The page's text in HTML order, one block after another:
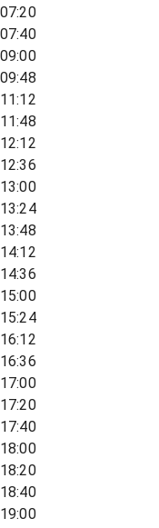
07:20
07:40
09:00
09:48
11:12
11:48
12:12
12:36
13:00
13:24
13:48
14:12
14:36
15:00
15:24
16:12
16:36
17:00
17:20
17:40
18:00
18:20
18:40
19:00